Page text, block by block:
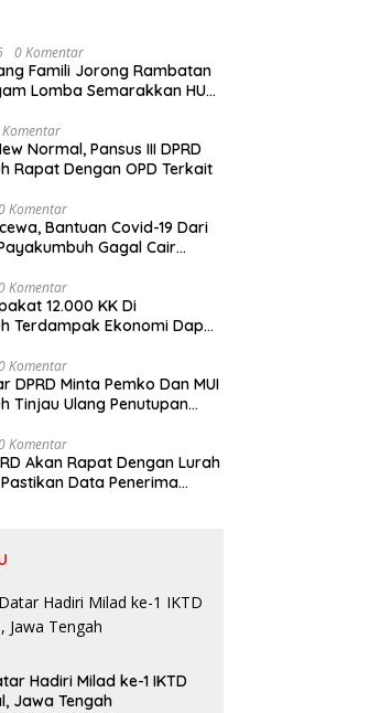
0 Komentar
Famili Jorong Rambatan
Lomba Semarakkan HUT
Normal, Pansus III DPRD
Rapat Dengan OPD Terkait
Komentar
Bantuan Covid-19 Dari
Gagal Cair
Komentar
12.000 KK Di
Terdampak Ekonomi Dapat
Komentar
DPRD Minta Pemko Dan MUI
Tinjau Ulang Penutupan
Komentar
Akan Rapat Dengan Lurah
Data Penerima
Hadiri Milad ke-1 IKTD
Jawa Tengah